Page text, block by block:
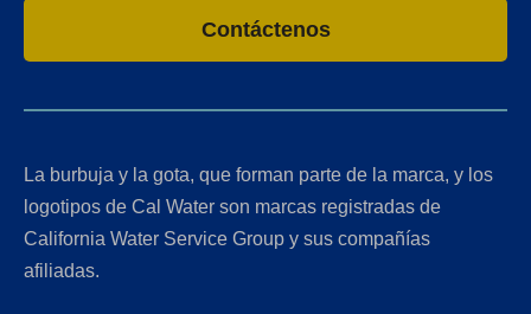
Contáctenos
La burbuja y la gota, que forman parte de la marca, y los
logotipos de Cal Water son marcas registradas de
California Water Service Group y sus compañías
afiliadas.